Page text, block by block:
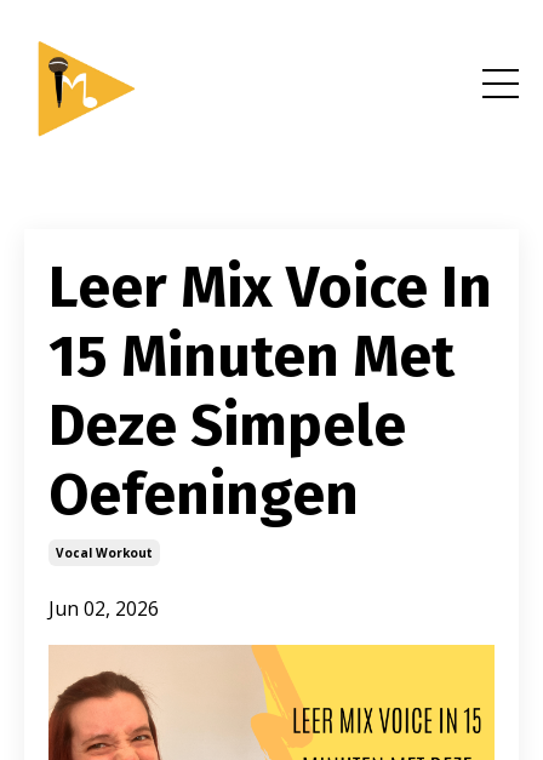
Leer Mix Voice In
15 Minuten Met
Deze Simpele
Oefeningen
Vocal Workout
Jun 02, 2026